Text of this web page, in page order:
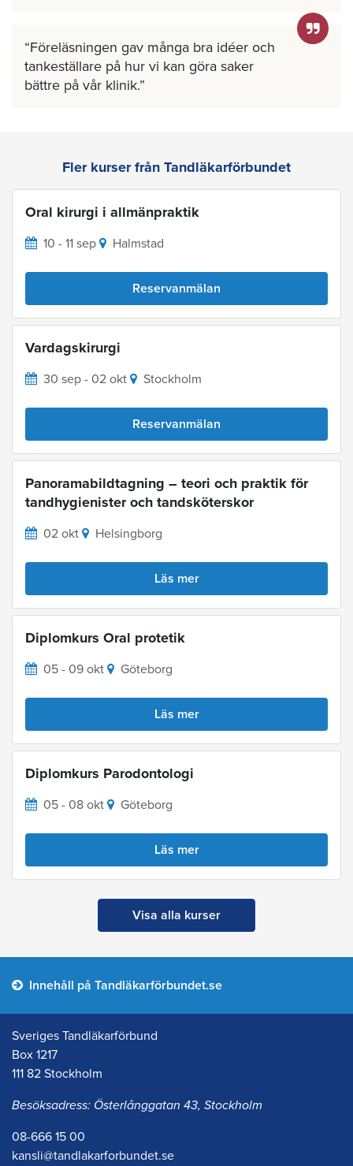
Föreläsningen gav många bra idéer och
tankeställare på hur vi kan göra saker
bättre på vår klinik.
Fler kurser från Tandläkarförbundet
Oral kirurgi i allmänpraktik
10 - 11 sep Halmstad
Reservanmälan
Vardagskirurgi
30 sep - 02 okt Stockholm
Reservanmälan
Panoramabildtagning – teori och praktik för
tandhygienister och tandsköterskor
02 okt Helsingborg
Läs mer
Diplomkurs Oral protetik
05 - 09 okt Göteborg
Läs mer
Diplomkurs Parodontologi
05 - 08 okt Göteborg
Läs mer
Visa alla kurser
Innehåll på Tandläkarförbundet.se
Sveriges Tandläkarförbund
Box 1217
111 82 Stockholm
Besöksadress: Österlånggatan 43, Stockholm
08-666 15 00
kansli@tandlakarforbundet.se